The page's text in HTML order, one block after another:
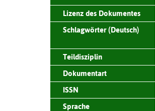
Lizenz des Dokumentes
Schlagwörter (Deutsch)
Teildisziplin
Dokumentart
ISSN
Sprache